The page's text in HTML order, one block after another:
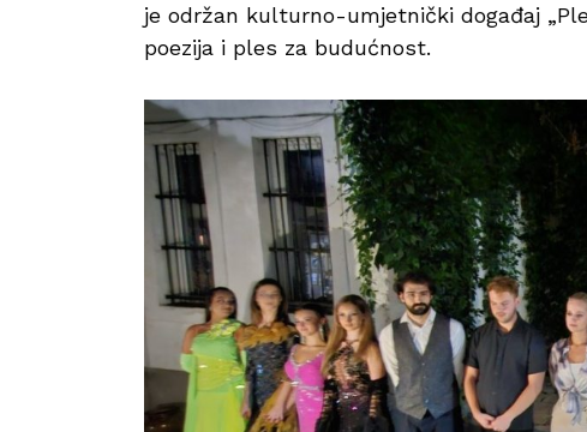
je održan kulturno-umjetnički događaj
poezija i ples za budućnost.